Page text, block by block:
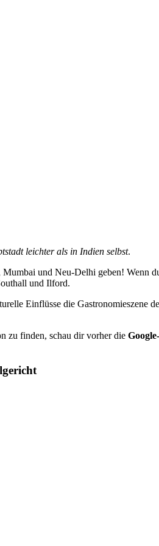
leichter als in Indien selbst.
Mumbai und Neu-Delhi geben! Wenn
und Ilford.
Einflüsse die Gastronomieszene
zu finden, schau dir vorher die